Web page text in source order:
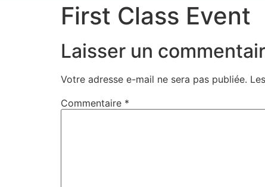
First Class Event
Laisser un
Votre adresse e-mail ne sera pas publiée.
Commentaire *